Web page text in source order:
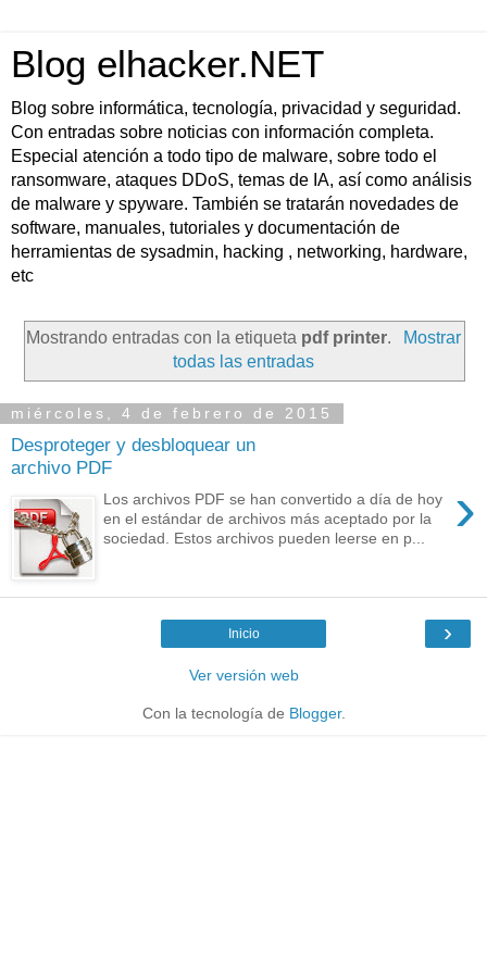
Blog elhacker.NET
Blog sobre informática, tecnología, privacidad y seguridad.
Con entradas sobre noticias con información completa.
Especial atención a todo tipo de malware, sobre todo el
ransomware, ataques DDoS, temas de IA, así como análisis
de malware y spyware. También se tratarán novedades de
software, manuales, tutoriales y documentación de
herramientas de sysadmin, hacking , networking, hardware,
etc
Mostrando entradas con la etiqueta pdf printer.
Mostrar
todas las entradas
miércoles, 4 de febrero de 2015
Desproteger y desbloquear un
archivo PDF
›
Los archivos PDF se han convertido a día de hoy
en el estándar de archivos más aceptado por la
sociedad. Estos archivos pueden leerse en p...
›
Inicio
Ver versión web
Con la tecnología de Blogger.